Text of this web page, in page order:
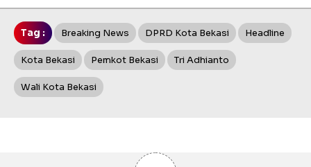
Tag : Breaking News DPRD Kota Bekasi Headline
Kota Bekasi Pemkot Bekasi Tri Adhianto
Wali Kota Bekasi